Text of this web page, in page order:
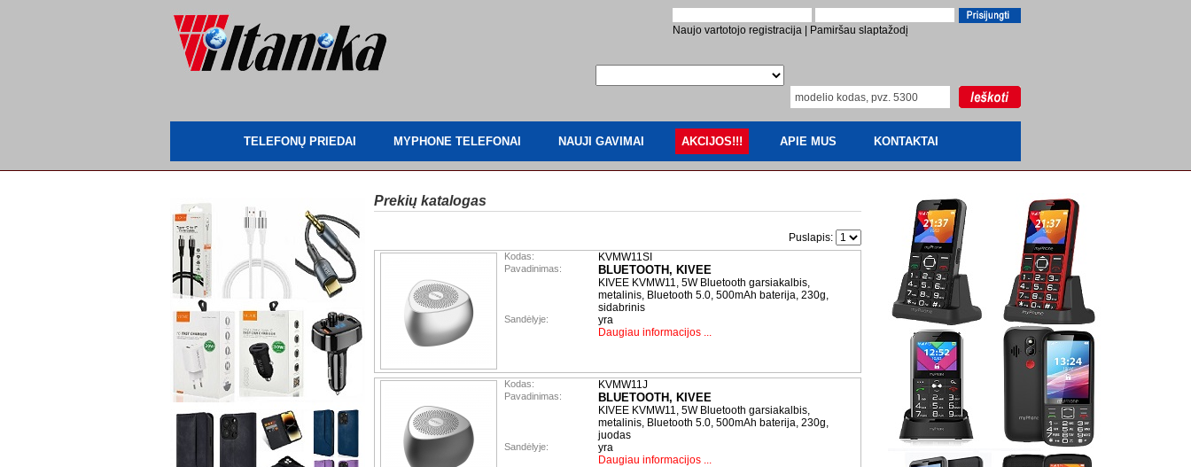
Naujo vartotojo registracija Pamiršau slaptažodį
TELEFONŲ PRIEDAI MYPHONE TELEFONAI NAUJI GAVIMAI AKCIJOS!!! APIE MUS KONTAKTAI
Prekių katalogas
Puslapis:
Kodas: KVMW11SI
Pavadinimas: BLUETOOTH, KIVEE
KIVEE KVMW11, 5W Bluetooth garsiakalbis,
metalinis, Bluetooth 5.0, 500mAh baterija, 230g,
sidabrinis
Sandėlyje:
yra
Daugiau informacijos ...
Kodas: KVMW11J
Pavadinimas: BLUETOOTH, KIVEE
KIVEE KVMW11, 5W Bluetooth garsiakalbis,
metalinis, Bluetooth 5.0, 500mAh baterija, 230g,
juodas
Sandėlyje:
yra
Daugiau informacijos ...